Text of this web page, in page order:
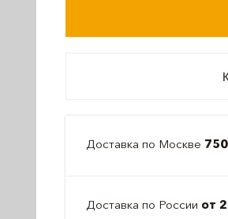
Доставка по Москве
Доставка по России от